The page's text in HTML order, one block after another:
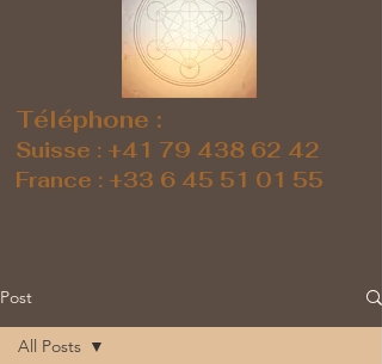
Téléphone :
Suisse : +41 79 438 62 42
France : +33 6 45 51 01 55
Post
All Posts